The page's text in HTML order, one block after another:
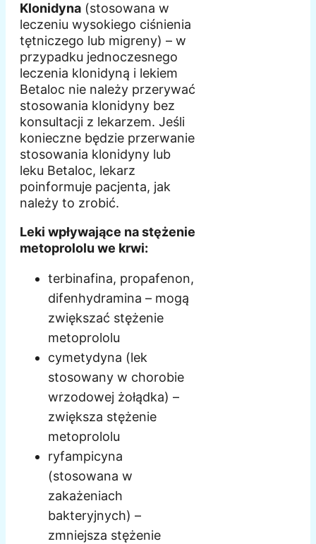
Klonidyna (stosowana w
leczeniu wysokiego ciśnienia
tętniczego lub migreny) – w
przypadku jednoczesnego
leczenia klonidyną i lekiem
Betaloc nie należy przerywać
stosowania klonidyny bez
konsultacji z lekarzem. Jeśli
konieczne będzie przerwanie
stosowania klonidyny lub
leku Betaloc, lekarz
poinformuje pacjenta, jak
należy to zrobić.
Leki wpływające na stężenie
metoprololu we krwi:
terbinafina, propafenon,
difenhydramina – mogą
zwiększać stężenie
metoprololu
cymetydyna (lek
stosowany w chorobie
wrzodowej żołądka) –
zwiększa stężenie
metoprololu
ryfampicyna
(stosowana w
zakażeniach
bakteryjnych) –
zmniejsza stężenie